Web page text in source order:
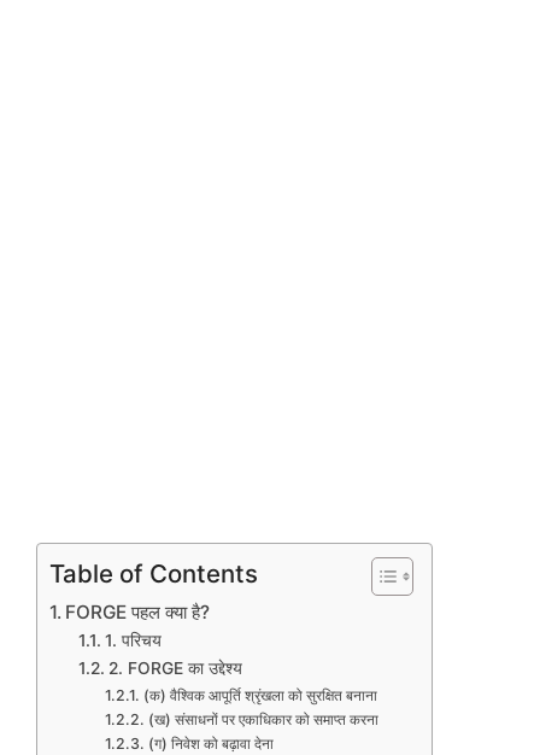
Table of Contents
FORGE पहल क्या है?
1. परिचय
2. FORGE का उद्देश्य
(क) वैश्विक आपूर्ति श्रृंखला को सुरक्षित बनाना
(ख) संसाधनों पर एकाधिकार को समाप्त करना
(ग) निवेश को बढ़ावा देना